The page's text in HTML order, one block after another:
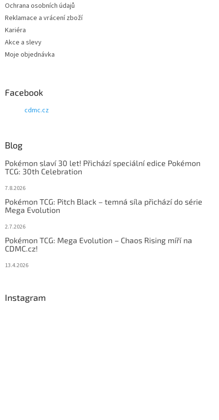
Ochrana osobních údajů
Reklamace a vrácení zboží
Kariéra
Akce a slevy
Moje objednávka
Facebook
cdmc.cz
Blog
Pokémon slaví 30 let! Přichází speciální edice Pokémon
TCG: 30th Celebration
7.8.2026
Pokémon TCG: Pitch Black – temná síla přichází do série
Mega Evolution
2.7.2026
Pokémon TCG: Mega Evolution – Chaos Rising míří na
CDMC.cz!
13.4.2026
Instagram